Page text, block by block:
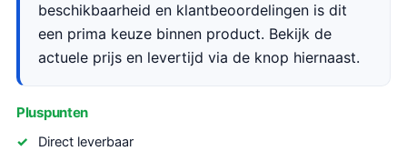
beschikbaarheid en klantbeoordelingen is dit
een prima keuze binnen product. Bekijk de
actuele prijs en levertijd via de knop hiernaast.
Pluspunten
Direct leverbaar